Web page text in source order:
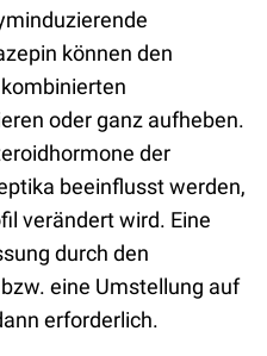
können den
oder ganz aufheben.
der
beeinflusst werden,
verändert wird. Eine
durch den
eine Umstellung auf
erforderlich.